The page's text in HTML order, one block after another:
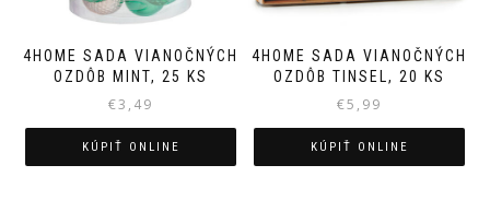
4HOME SADA VIANOČNÝCH
OZDÔB MINT, 25 KS
€3,49
KÚPIŤ ONLINE
4HOME SADA VIANOČNÝCH
OZDÔB TINSEL, 20 KS
€5,99
KÚPIŤ ONLINE